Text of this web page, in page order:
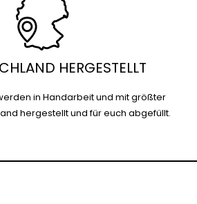
HERGESTELLT
in Handarbeit und mit größter
hergestellt und für euch abgefüllt.